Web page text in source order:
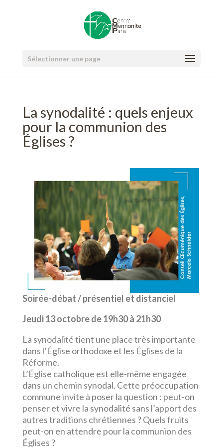
Sélectionner une page
La synodalité : quels enjeux
pour la communion des
Églises ?
Soirée-débat / présentiel et distanciel
Jeudi 13 octobre de 19h30 à 21h30
La synodalité tient une place très importante
dans l’Église orthodoxe et les Églises de la
Réforme.
L’Église catholique est elle-même engagée
dans un chemin synodal. Cette préoccupation
commune invite à poser la question : peut-on
penser et vivre la synodalité sans l’apport des
autres traditions chrétiennes ? Quels fruits
peut-on en attendre pour la communion des
Églises ?